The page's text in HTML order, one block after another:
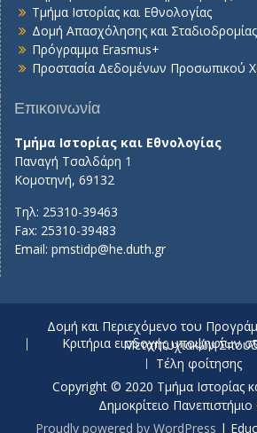
Τμήμα Ιστορίας και Εθνολογίας
Δομή Απασχόλησης και Σταδιοδρομίας
Πρόγραμμα Erasmus+
Προστασία Δεδομένων Προσωπικού
Επικοινωνία
Τμήμα Ιστορίας και Εθνολογίας
Παναγή Τσαλδάρη 1
Κομοτηνή, 69132
Τηλ: 25310-39463
Fax: 25310-39483
Email: pmstidp@he.duth.gr
Δομή και Περιεχόμενο του
Κριτήρια εισδοχής υποψηφίων στο Πρόγραμμα
Τέλη φοίτησης
Copyright © 2020 Τμήμα Ιστορίας
Δημοκρίτειο
Proudly powered by WordPress |